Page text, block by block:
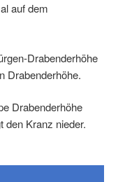
auf dem
Drabenderhöhe
Drabenderhöhe.
Drabenderhöhe
den Kranz nieder.